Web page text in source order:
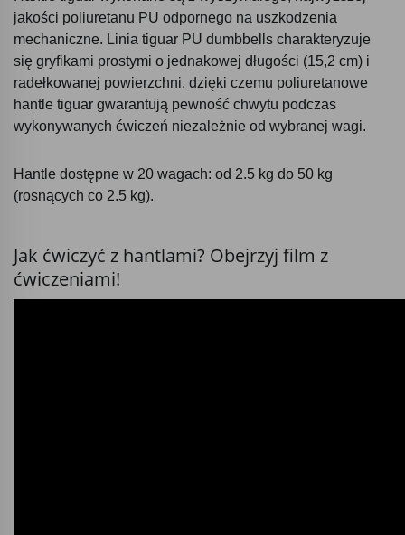
jakości poliuretanu PU odpornego na uszkodzenia
mechaniczne. Linia tiguar PU dumbbells charakteryzuje
się gryfikami prostymi o jednakowej długości (15,2 cm) i
radełkowanej powierzchni, dzięki czemu poliuretanowe
hantle tiguar gwarantują pewność chwytu podczas
wykonywanych ćwiczeń niezależnie od wybranej wagi.
Hantle dostępne w 20 wagach: od 2.5 kg do 50 kg
(rosnących co 2.5 kg).
Jak ćwiczyć z hantlami? Obejrzyj film z
ćwiczeniami!